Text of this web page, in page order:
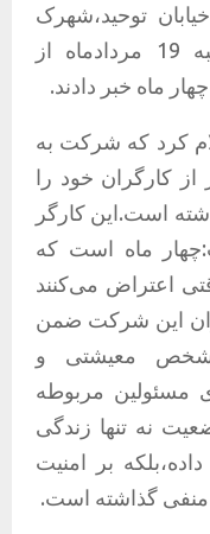
توحید،شهرک
کاموزیان تولید چهار روز یکشنبه 19 مردادماه از
ماه خبر دادند.
کرد که شرکت به
مالی حدود ۷۰ نفر از کارگران خود را
نفر را نگه داشته است.این کارگر
ماه است که
اعتراض می‌کنند
این شرکت ضمن
معیشتی و
مسئولین مربوطه
نه تنها زندگی
بر امنیت
منفی گذاشته است.